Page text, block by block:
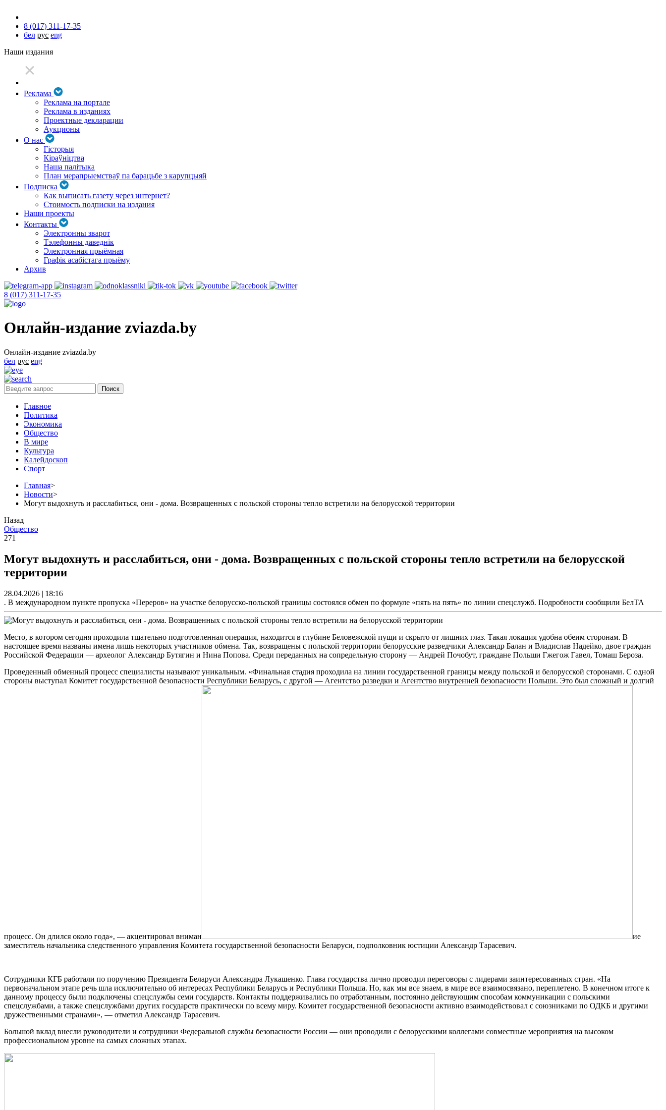
8 (017) 311-17-35
бел рус eng
Наши издания
Реклама
Реклама на портале
Реклама в изданиях
Проектные декларации
Аукционы
О нас
Гісторыя
Кіраўніцтва
Наша палітыка
План мерапрыемстваў па барацьбе з карупцыяй
Подписка
Как выписать газету через интернет?
Стоимость подписки на издания
Наши проекты
Контакты
Электронны зварот
Тэлефонны даведнік
Электронная прыёмная
Графік асабістага прыёму
Архив
8 (017) 311-17-35
Онлайн-издание zviazda.by
Онлайн-издание zviazda.by
бел рус eng
Главное
Политика
Экономика
Общество
В мире
Культура
Калейдоскоп
Спорт
Главная>
Новости>
Могут выдохнуть и расслабиться, они - дома. Возвращенных с польской стороны тепло встретили на белорусской территории
Назад
Общество
271
Могут выдохнуть и расслабиться, они - дома. Возвращенных с польской стороны тепло встретили на белорусской
территории
28.04.2026 | 18:16
. В международном пункте пропуска «Переров» на участке белорусско-польской границы состоялся обмен по формуле «пять на пять» по линии спецслужб. Подробности сообщили БелТА
Место, в котором сегодня проходила тщательно подготовленная операция, находится в глубине Беловежской пущи и скрыто от лишних глаз. Такая локация удобна обеим сторонам. В
настоящее время названы имена лишь некоторых участников обмена. Так, возвращены с польской территории белорусские разведчики Александр Балан и Владислав Надейко, двое граждан
Российской Федерации — археолог Александр Бутягин и Нина Попова. Среди переданных на сопредельную сторону — Андрей Почобут, граждане Польши Гжегож Гавел, Томаш Бероза.
Проведенный обменный процесс специалисты называют уникальным. «Финальная стадия проходила на линии государственной границы между польской и белорусской сторонами. С одной
стороны выступал Комитет государственной безопасности Республики Беларусь, с другой — Агентство разведки и Агентство внутренней безопасности Польши. Это был сложный и долгий
процесс. Он длился около года», — акцентировал вниман
ие
заместитель начальника следственного управления Комитета государственной безопасности Беларуси, подполковник юстиции Александр Тарасевич.
Сотрудники КГБ работали по поручению Президента Беларуси Александра Лукашенко. Глава государства лично проводил переговоры с лидерами заинтересованных стран. «На
первоначальном этапе речь шла исключительно об интересах Республики Беларусь и Республики Польша. Но, как мы все знаем, в мире все взаимосвязано, переплетено. В конечном итоге к
данному процессу были подключены спецслужбы семи государств. Контакты поддерживались по отработанным, постоянно действующим способам коммуникации с польскими
спецслужбами, а также спецслужбами других государств практически по всему миру. Комитет государственной безопасности активно взаимодействовал с союзниками по ОДКБ и другими
дружественными странами», — отметил Александр Тарасевич.
Большой вклад внесли руководители и сотрудники Федеральной службы безопасности России — они проводили с белорусскими коллегами совместные мероприятия на высоком
профессиональном уровне на самых сложных этапах.